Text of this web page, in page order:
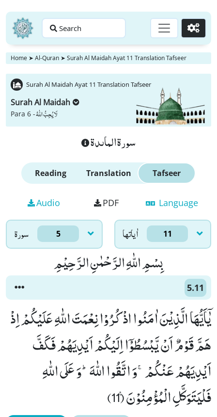
Search Go
Home ➤ Al-Quran ➤ Surah Al Maidah Ayat 11 Translation Tafseer
Surah Al Maidah Ayat 11 Translation Tafseer
Surah Al Maidah
Para 6 -لَا یُحِبُّ اللّٰهُ
سورة الماىدة
Reading Translation Tafseer
Audio PDF Language
سورۃ 5 اٰياتها 11
بِسْمِ اللّٰهِ الرَّحْمٰنِ الرَّحِیْمِ
5.11
یٰۤاَیُّهَا الَّذِیْنَ اٰمَنُوا اذْكُرُوْا نِعْمَتَ اللّٰهِ عَلَیْكُمْ اِذْ
هَمَّ قَوْمٌ اَنْ یَّبْسُطُوْۤا اِلَیْكُمْ اَیْدِیَهُمْ فَكَفَّ
اَیْدِیَهُمْ عَنْكُمْۚ-وَ اتَّقُوا اللّٰهَؕ-وَ عَلَى اللّٰهِ
فَلْیَتَوَكَّلِ الْمُؤْمِنُوْنَ۠ (11)